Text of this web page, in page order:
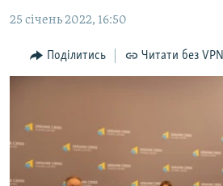
основної
Перейти
до
БЛОГИ
ПОГЛЯД
СПЕЦПРОЕКТИ
ДЕПОРТАЦІЯ
ЯК ОБІЙТИ БЛОКУВАННЯ
25 січень 2022, 16:50
Поділитись Читати без VPN